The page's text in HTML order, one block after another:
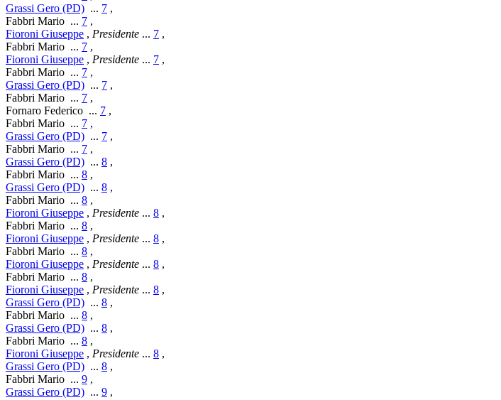
Grassi Gero (PD) ... 7 ,
Fabbri Mario ... 7 ,
Fioroni Giuseppe , Presidente ... 7 ,
Fabbri Mario ... 7 ,
Fioroni Giuseppe , Presidente ... 7 ,
Fabbri Mario ... 7 ,
Grassi Gero (PD) ... 7 ,
Fabbri Mario ... 7 ,
Fornaro Federico ... 7 ,
Fabbri Mario ... 7 ,
Grassi Gero (PD) ... 7 ,
Fabbri Mario ... 7 ,
Grassi Gero (PD) ... 8 ,
Fabbri Mario ... 8 ,
Grassi Gero (PD) ... 8 ,
Fabbri Mario ... 8 ,
Fioroni Giuseppe , Presidente ... 8 ,
Fabbri Mario ... 8 ,
Fioroni Giuseppe , Presidente ... 8 ,
Fabbri Mario ... 8 ,
Fioroni Giuseppe , Presidente ... 8 ,
Fabbri Mario ... 8 ,
Fioroni Giuseppe , Presidente ... 8 ,
Grassi Gero (PD) ... 8 ,
Fabbri Mario ... 8 ,
Grassi Gero (PD) ... 8 ,
Fabbri Mario ... 8 ,
Fioroni Giuseppe , Presidente ... 8 ,
Grassi Gero (PD) ... 8 ,
Fabbri Mario ... 9 ,
Grassi Gero (PD) ... 9 ,